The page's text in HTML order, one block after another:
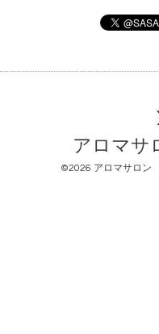
アロマサ
©2026 アロマサロン